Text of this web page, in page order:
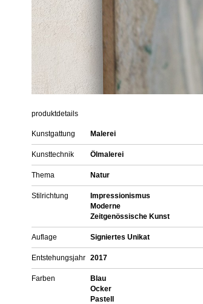
produktdetails
Kunstgattung Malerei
Kunsttechnik Ölmalerei
Thema Natur
Stilrichtung
Impressionismus
Moderne
Zeitgenössische Kunst
Auflage Signiertes Unikat
Entstehungsjahr 2017
Farben
Blau
Ocker
Pastell